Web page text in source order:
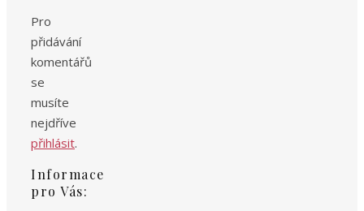
Pro
přidávání
komentářů
se
musíte
nejdříve
přihlásit.
Informace
pro Vás: